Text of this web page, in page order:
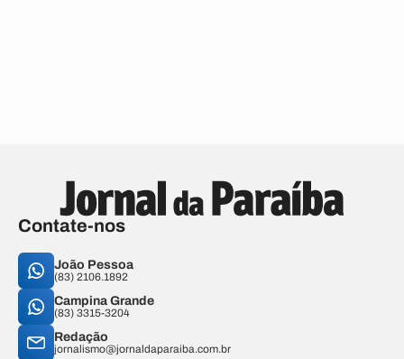
Contate-nos
João Pessoa
(83) 2106.1892
Campina Grande
(83) 3315-3204
Redação
jornalismo@jornaldaparaiba.com.br